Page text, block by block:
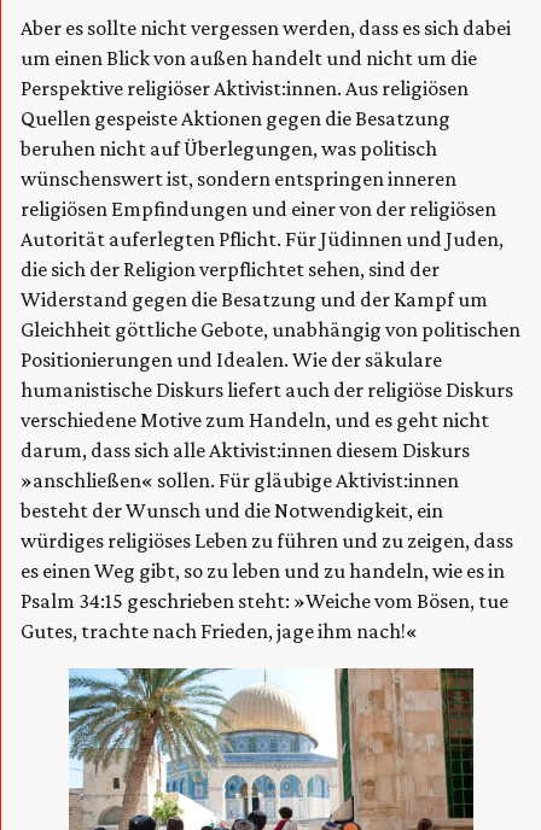
Aber es sollte nicht vergessen werden, dass es sich dabei
um einen Blick von außen handelt und nicht um die
Perspektive religiöser Aktivist:innen. Aus religiösen
Quellen gespeiste Aktionen gegen die Besatzung
beruhen nicht auf Überlegungen, was politisch
wünschenswert ist, sondern entspringen inneren
religiösen Empfindungen und einer von der religiösen
Autorität auferlegten Pflicht. Für Jüdinnen und Juden,
die sich der Religion verpflichtet sehen, sind der
Widerstand gegen die Besatzung und der Kampf um
Gleichheit göttliche Gebote, unabhängig von politischen
Positionierungen und Idealen. Wie der säkulare
humanistische Diskurs liefert auch der religiöse Diskurs
verschiedene Motive zum Handeln, und es geht nicht
darum, dass sich alle Aktivist:innen diesem Diskurs
»anschließen« sollen. Für gläubige Aktivist:innen
besteht der Wunsch und die Notwendigkeit, ein
würdiges religiöses Leben zu führen und zu zeigen, dass
es einen Weg gibt, so zu leben und zu handeln, wie es in
Psalm 34:15 geschrieben steht: »Weiche vom Bösen, tue
Gutes, trachte nach Frieden, jage ihm nach!«